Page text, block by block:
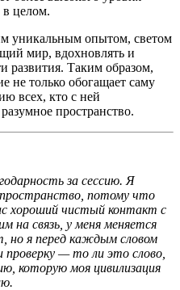
в целом.
уникальным опытом, светом
мир, вдохновлять и
развития. Таким образом,
не только обогащает саму
всех, кто с ней
пространство.
за сессию. Я
пространство, потому что
хороший чистый контакт с
на связь, у меня меняется
но я перед каждым словом
проверку — то ли это слово,
которую моя цивилизация